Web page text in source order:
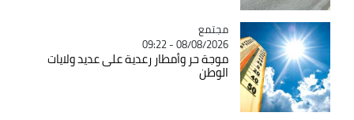
Catégorie
مجتمع
08/08/2026 - 09:22
موجة حر وأمطار رعدية على عديد ولايات
الوطن